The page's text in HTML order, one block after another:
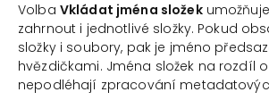
Volba Vkládat jména složek
zahrnout i jednotlivé složky. Pokud
složky i soubory, pak je jméno
hvězdičkami. Jména složek na rozdíl
nepodléhají zpracování